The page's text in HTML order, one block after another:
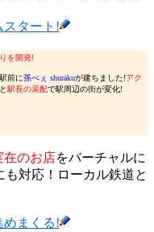
スタート!
を開発!
駅前に孫べぇ shurakuが建ちました!アク
と駅長の采配で駅周辺の街が変化!
在のお店をバーチャルに
対応！ローカル鉄道と
めまくる!